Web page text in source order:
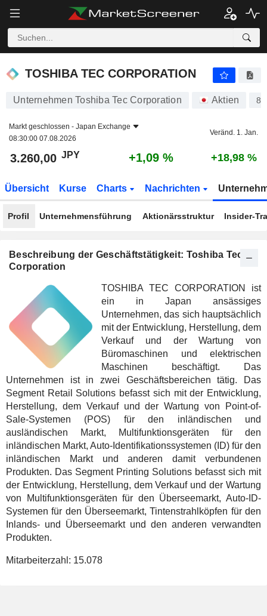
TOSHIBA TEC CORPORATION
Unternehmen Toshiba Tec Corporation Aktien
Markt geschlossen - Japan Exchange
08:30:00 07.08.2026
Veränd. 1. Jan.
3.260,00 JPY +1,09 % +18,98 %
Übersicht Kurse Charts Nachrichten
Profil Unternehmensführung Aktionärsstruktur Insider-
Beschreibung der Geschäftstätigkeit: Toshiba Tec
Corporation
TOSHIBA TEC CORPORATION ist
ein in Japan ansässiges
Unternehmen, das sich hauptsächlich
mit der Entwicklung, Herstellung, dem
Verkauf und der Wartung von
Büromaschinen und elektrischen
Maschinen beschäftigt. Das
Unternehmen ist in zwei Geschäftsbereichen tätig. Das
Segment Retail Solutions befasst sich mit der Entwicklung,
Herstellung, dem Verkauf und der Wartung von Point-of-
Sale-Systemen (POS) für den inländischen und
ausländischen Markt, Multifunktionsgeräten für den
inländischen Markt, Auto-Identifikationssystemen (ID) für den
inländischen Markt und anderen damit verbundenen
Produkten. Das Segment Printing Solutions befasst sich mit
der Entwicklung, Herstellung, dem Verkauf und der Wartung
von Multifunktionsgeräten für den Überseemarkt, Auto-ID-
Systemen für den Überseemarkt, Tintenstrahlköpfen für den
Inlands- und Überseemarkt und den anderen verwandten
Produkten.
Mitarbeiterzahl: 15.078